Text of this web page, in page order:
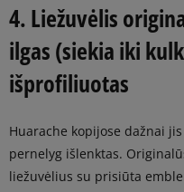
4. Liežuvėlis
ilgas (siekia iki
išprofiliuotas
Huarache kopijose dažnai
pernelyg išlenktas.
liežuvėlius su prisiūta